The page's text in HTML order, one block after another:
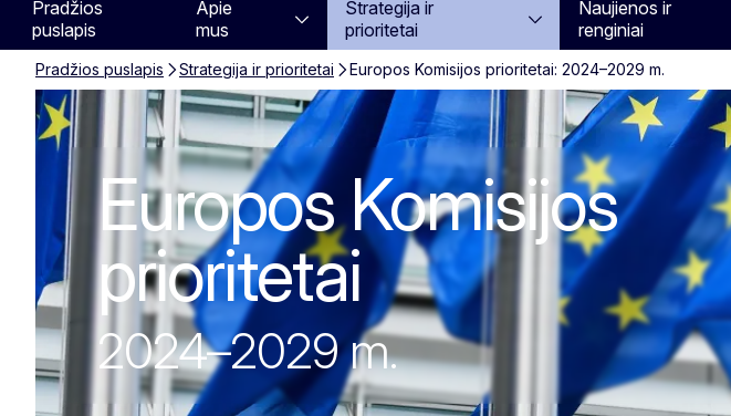
Pradžios
puslapis
Apie
mus
Strategija ir
prioritetai
Naujienos ir
renginiai
Pradžios puslapis Strategija ir prioritetai Europos Komisijos prioritetai: 2024–2029 m.
Europos Komisijos
Europos Komisijos
prioritetai
2024–2029 m.